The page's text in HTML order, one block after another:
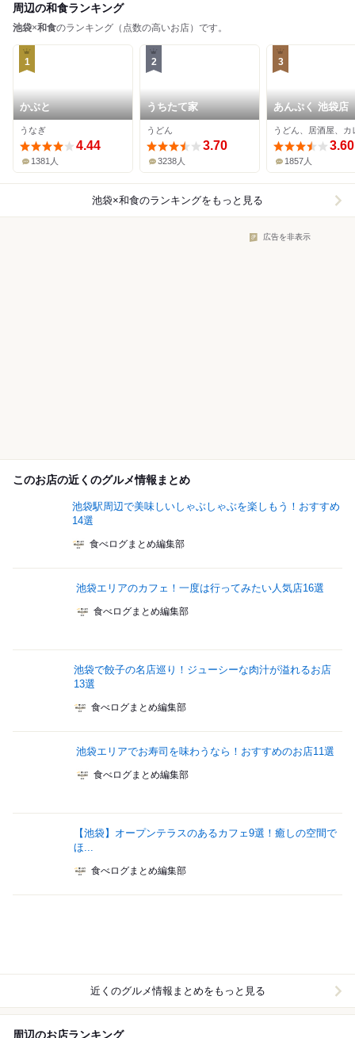
周辺の和食ランキング
池袋×和食のランキング（点数の高いお店）です。
1
かぶと
うなぎ
4.44
1381人
2
うちたて家
うどん
3.70
3238人
3
あんぷく 池袋店
3.60
1857人
池袋×和食のランキングをもっと見る
広告を非表示
このお店の近くのグルメ情報まとめ
池袋駅周辺で美味しいしゃぶしゃぶを楽しもう！おすすめ
14選
食べログまとめ編集部
池袋エリアのカフェ！一度は行ってみたい人気店16選
食べログまとめ編集部
池袋で餃子の名店巡り！ジューシーな肉汁が溢れるお店
13選
食べログまとめ編集部
池袋エリアでお寿司を味わうなら！おすすめのお店11選
食べログまとめ編集部
【池袋】オープンテラスのあるカフェ9選！癒しの空間で
ほ...
食べログまとめ編集部
近くのグルメ情報まとめをもっと見る
周辺のお店ランキング